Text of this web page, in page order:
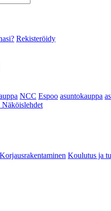
Rekisteröidy
NCC Espoo asuntokauppa
Näköislehdet
Korjausrakentaminen Koulutus ja